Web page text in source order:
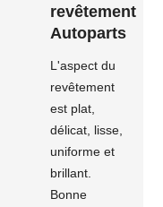
revêtement
Autoparts
L'aspect du
revêtement
est plat,
délicat, lisse,
uniforme et
brillant.
Bonne